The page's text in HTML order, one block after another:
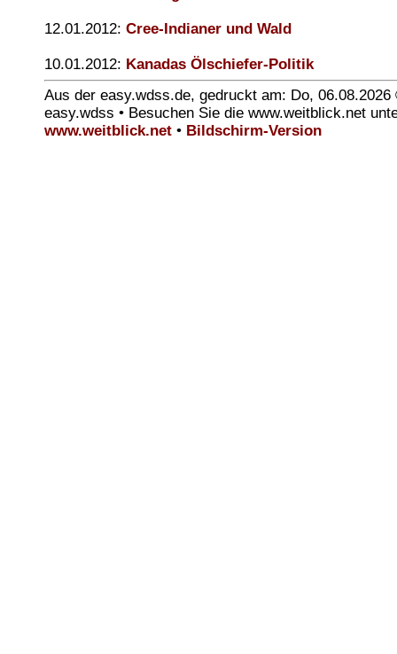
12.01.2012: Cree-Indianer und Wald
10.01.2012: Kanadas Ölschiefer-Politik
Aus der easy.wdss.de, gedruckt am: Do, 06.08.2026
easy.wdss • Besuchen Sie die www.weitblick.net
www.weitblick.net • Bildschirm-Version